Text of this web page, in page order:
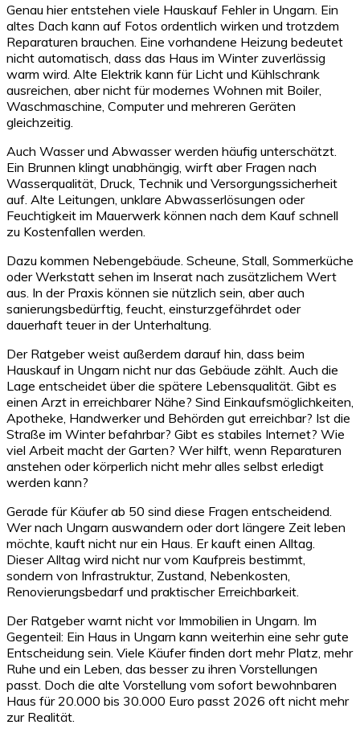
Genau hier entstehen viele Hauskauf Fehler in Ungarn. Ein
altes Dach kann auf Fotos ordentlich wirken und trotzdem
Reparaturen brauchen. Eine vorhandene Heizung bedeutet
nicht automatisch, dass das Haus im Winter zuverlässig
warm wird. Alte Elektrik kann für Licht und Kühlschrank
ausreichen, aber nicht für modernes Wohnen mit Boiler,
Waschmaschine, Computer und mehreren Geräten
gleichzeitig.
Auch Wasser und Abwasser werden häufig unterschätzt.
Ein Brunnen klingt unabhängig, wirft aber Fragen nach
Wasserqualität, Druck, Technik und Versorgungssicherheit
auf. Alte Leitungen, unklare Abwasserlösungen oder
Feuchtigkeit im Mauerwerk können nach dem Kauf schnell
zu Kostenfallen werden.
Dazu kommen Nebengebäude. Scheune, Stall, Sommerküche
oder Werkstatt sehen im Inserat nach zusätzlichem Wert
aus. In der Praxis können sie nützlich sein, aber auch
sanierungsbedürftig, feucht, einsturzgefährdet oder
dauerhaft teuer in der Unterhaltung.
Der Ratgeber weist außerdem darauf hin, dass beim
Hauskauf in Ungarn nicht nur das Gebäude zählt. Auch die
Lage entscheidet über die spätere Lebensqualität. Gibt es
einen Arzt in erreichbarer Nähe? Sind Einkaufsmöglichkeiten,
Apotheke, Handwerker und Behörden gut erreichbar? Ist die
Straße im Winter befahrbar? Gibt es stabiles Internet? Wie
viel Arbeit macht der Garten? Wer hilft, wenn Reparaturen
anstehen oder körperlich nicht mehr alles selbst erledigt
werden kann?
Gerade für Käufer ab 50 sind diese Fragen entscheidend.
Wer nach Ungarn auswandern oder dort längere Zeit leben
möchte, kauft nicht nur ein Haus. Er kauft einen Alltag.
Dieser Alltag wird nicht nur vom Kaufpreis bestimmt,
sondern von Infrastruktur, Zustand, Nebenkosten,
Renovierungsbedarf und praktischer Erreichbarkeit.
Der Ratgeber warnt nicht vor Immobilien in Ungarn. Im
Gegenteil: Ein Haus in Ungarn kann weiterhin eine sehr gute
Entscheidung sein. Viele Käufer finden dort mehr Platz, mehr
Ruhe und ein Leben, das besser zu ihren Vorstellungen
passt. Doch die alte Vorstellung vom sofort bewohnbaren
Haus für 20.000 bis 30.000 Euro passt 2026 oft nicht mehr
zur Realität.